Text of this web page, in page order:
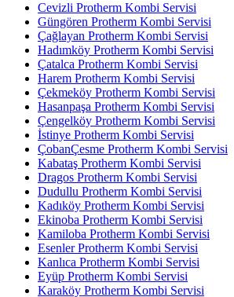
Cevizli Protherm Kombi Servisi
Güngören Protherm Kombi Servisi
Çağlayan Protherm Kombi Servisi
Hadımköy Protherm Kombi Servisi
Çatalca Protherm Kombi Servisi
Harem Protherm Kombi Servisi
Çekmeköy Protherm Kombi Servisi
Hasanpaşa Protherm Kombi Servisi
Çengelköy Protherm Kombi Servisi
İstinye Protherm Kombi Servisi
ÇobanÇesme Protherm Kombi Servisi
Kabataş Protherm Kombi Servisi
Dragos Protherm Kombi Servisi
Dudullu Protherm Kombi Servisi
Kadıköy Protherm Kombi Servisi
Ekinoba Protherm Kombi Servisi
Kamiloba Protherm Kombi Servisi
Esenler Protherm Kombi Servisi
Kanlıca Protherm Kombi Servisi
Eyüp Protherm Kombi Servisi
Karaköy Protherm Kombi Servisi